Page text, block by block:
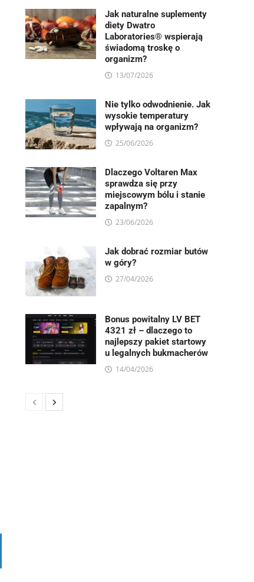
Jak naturalne suplementy
diety Dwatro
Laboratories® wspierają
świadomą troskę o
organizm?
13/07/2026
Nie tylko odwodnienie. Jak
wysokie temperatury
wpływają na organizm?
25/06/2026
Dlaczego Voltaren Max
sprawdza się przy
miejscowym bólu i stanie
zapalnym?
23/06/2026
Jak dobrać rozmiar butów
w góry?
27/04/2026
Bonus powitalny LV BET
4321 zł – dlaczego to
najlepszy pakiet startowy
u legalnych bukmacherów
14/04/2026